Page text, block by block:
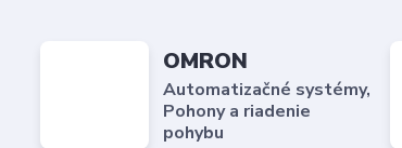
OMRON
Automatizačné systémy,
Pohony a riadenie
pohybu